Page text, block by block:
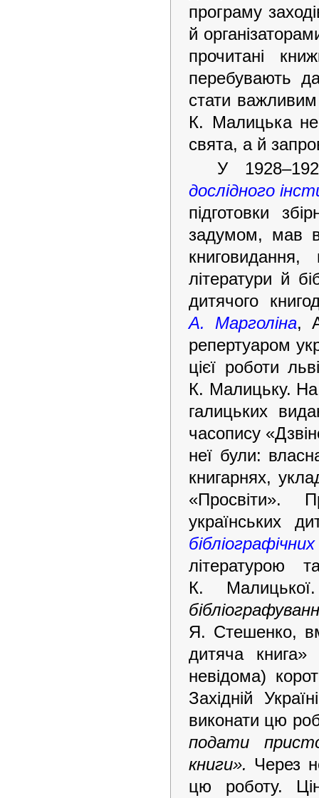
програму
й
прочитані
перебувають
стати важливим
К. Малицька не
свята, а й
У
дослідного
підготовки
задумом, мав
книговидання,
літератури й
дитячого
А. Марголіна,
репертуаром
цієї роботи
К. Малицьку.
галицьких
часопису
неї були:
книгарнях,
українських
К.
Я. Стешенко,
дитяча
невідома)
Західній
виконати цю
подати
книги». Через
цю роботу.